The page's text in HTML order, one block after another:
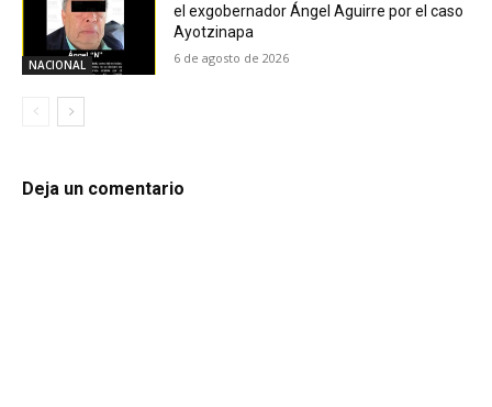
NACIONAL
el exgobernador Ángel Aguirre por el caso
Ayotzinapa
6 de agosto de 2026
Deja un comentario